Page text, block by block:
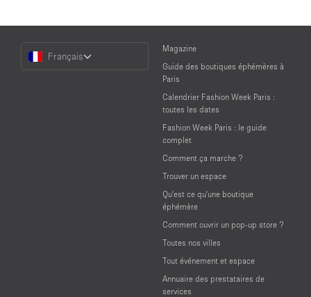
Language
Français
Magazine
Guide des boutiques éphémères à
Paris
Calendrier Fashion Week Paris :
toutes les dates
Fashion Week Paris : le guide
complet
Comment ça marche ?
Trouver un espace
Qu'est ce qu'une boutique
éphémère
Comment ouvrir un pop-up store ?
Toutes nos villes
Tout événement et espace
Annuaire des prestataires de
services